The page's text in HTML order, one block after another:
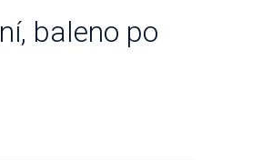
baleno po